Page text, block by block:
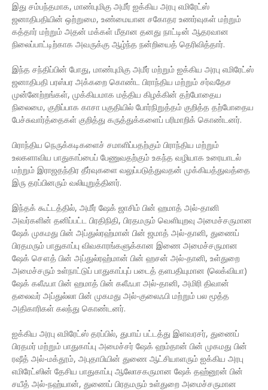
இது சம்பந்தமாக, மாண்புமிகு அமீர் ஐக்கிய அரபு எமிரேட்ஸ்
ஜனாதிபதியின் ஒற்றுமை, உண்மையான சகோதர உணர்வுகள் மற்றும்
கத்தார் மற்றும் அதன் மக்கள் மீதான தனது நாட்டின் ஆதரவான
நிலைப்பாட்டிற்காக அவருக்கு ஆழ்ந்த நன்றியைத் தெரிவித்தார்.
இந்த சந்திப்பின் போது, ​​மாண்புமிகு அமீர் மற்றும் ஐக்கிய அரபு எமிரேட்ஸ்
ஜனாதிபதி பரஸ்பர அக்கறை கொண்ட பிராந்திய மற்றும் சர்வதேச
முன்னேற்றங்கள், முக்கியமாக மத்திய கிழக்கின் தற்போதைய
நிலைமை, குறிப்பாக காசா பகுதியில் போர்நிறுத்தம் குறித்த தற்போதைய
பேச்சுவார்த்தைகள் குறித்து கருத்துக்களைப் பரிமாறிக் கொண்டனர்.
பிராந்திய நெருக்கடிகளைச் சமாளிப்பதற்கும் பிராந்திய மற்றும்
உலகளாவிய பாதுகாப்பைப் பேணுவதற்கும் உகந்த வழியாக உரையாடல்
மற்றும் இராஜதந்திர தீர்வுகளை வலுப்படுத்துவதன் முக்கியத்துவத்தை
இரு தரப்பினரும் வலியுறுத்தினர்.
இந்தக் கூட்டத்தில், அமீர் ஷேக் ஜாசிம் பின் ஹமாத் அல்-தானி
அவர்களின் தனிப்பட்ட பிரதிநிதி, பிரதமரும் வெளியுறவு அமைச்சருமான
ஷேக் முகமது பின் அப்துல்ரஹ்மான் பின் ஜமாத் அல்-தானி, துணைப்
பிரதமரும் பாதுகாப்பு விவகாரங்களுக்கான இணை அமைச்சருமான
ஷேக் சௌத் பின் அப்துல்ரஹ்மான் பின் ஹசன் அல்-தானி, உள்துறை
அமைச்சரும் உள்நாட்டுப் பாதுகாப்புப் படைத் தளபதியுமான (லெக்வியா)
ஷேக் கலீஃபா பின் ஹமாத் பின் கலீஃபா அல்-தானி, அமிரி திவான்
தலைவர் அப்துல்லா பின் முகமது அல்-குலைஃபி மற்றும் பல மூத்த
அதிகாரிகள் கலந்து கொண்டனர்.
ஐக்கிய அரபு எமிரேட்ஸ் தரப்பில், துபாய் பட்டத்து இளவரசர், துணைப்
பிரதமர் மற்றும் பாதுகாப்பு அமைச்சர் ஷேக் ஹம்தான் பின் முகமது பின்
ரஷீத் அல்-மக்தூம், அபுதாபியின் துணை ஆட்சியாளரும் ஐக்கிய அரபு
எமிரேட்ஸின் தேசிய பாதுகாப்பு ஆலோசகருமான ஷேக் தஹ்னூன் பின்
சயீத் அல்-நஹ்யான், துணைப் பிரதமரும் உள்துறை அமைச்சருமான